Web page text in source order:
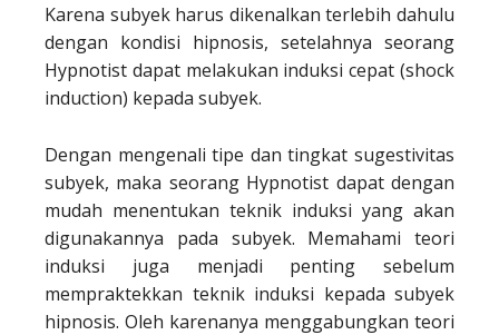
Karena subyek harus dikenalkan terlebih dahulu
dengan kondisi hipnosis, setelahnya seorang
Hypnotist dapat melakukan induksi cepat (shock
induction) kepada subyek.
Dengan mengenali tipe dan tingkat sugestivitas
subyek, maka seorang Hypnotist dapat dengan
mudah menentukan teknik induksi yang akan
digunakannya pada subyek. Memahami teori
induksi juga menjadi penting sebelum
mempraktekkan teknik induksi kepada subyek
hipnosis. Oleh karenanya menggabungkan teori